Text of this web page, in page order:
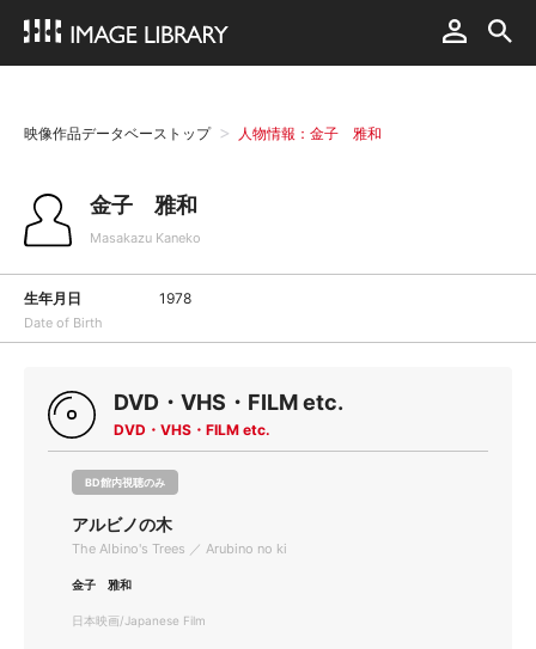
映像作品データベーストップ 人物情報：金子 雅和
金子 雅和
Masakazu Kaneko
生年月日
Date of Birth
1978
DVD・VHS・FILM etc.
DVD・VHS・FILM etc.
BD館内視聴のみ
アルビノの木
The Albino's Trees ／ Arubino no ki
金子 雅和
日本映画/Japanese Film